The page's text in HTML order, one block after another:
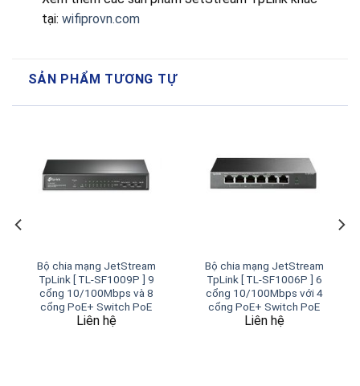
tại: wifiprovn.com
SẢN PHẨM TƯƠNG TỰ
Bộ chia mạng JetStream
TpLink [ TL-SF1009P ] 9
cổng 10/100Mbps và 8
cổng PoE+ Switch PoE
Liên hệ
Bộ chia mạng JetStream
TpLink [ TL-SF1006P ] 6
cổng 10/100Mbps với 4
cổng PoE+ Switch PoE
Liên hệ